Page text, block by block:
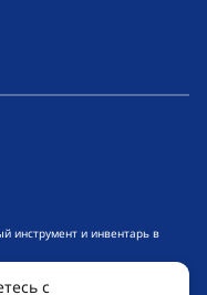
инструмент и инвентарь в
сайт носит исключительно
не является публичной
с